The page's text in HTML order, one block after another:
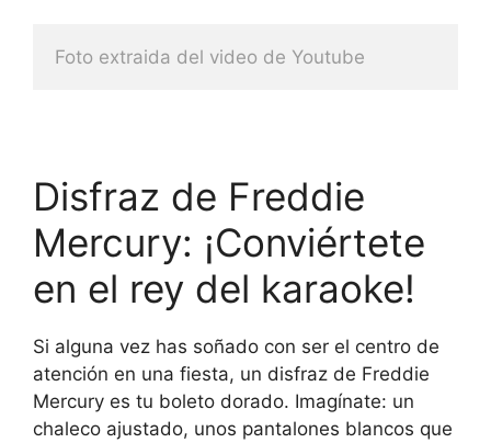
Foto extraida del video de Youtube
Disfraz de Freddie
Mercury: ¡Conviértete
en el rey del karaoke!
Si alguna vez has soñado con ser el centro de
atención en una fiesta, un disfraz de Freddie
Mercury es tu boleto dorado. Imagínate: un
chaleco ajustado, unos pantalones blancos que